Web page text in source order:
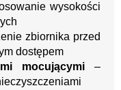
wysokości
zbiornika przed
dostępem
mocującymi –